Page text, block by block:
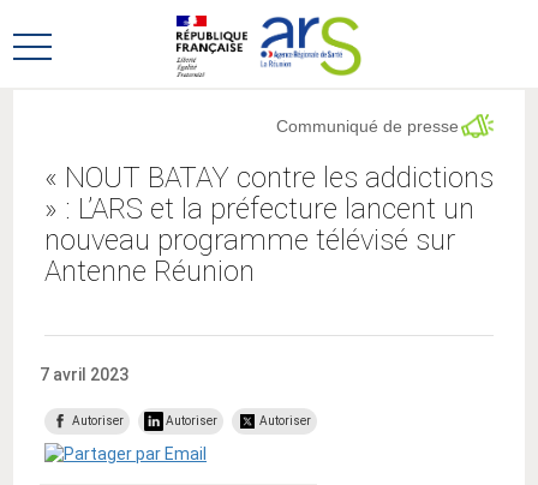
au
menu
au
contenu
Ouvrir
« NOUT BATAY contre les addictions
» : L’ARS et la préfecture lancent un
nouveau programme télévisé sur
Antenne Réunion
Communiqué de presse
7 avril 2023
Autoriser Autoriser Autoriser